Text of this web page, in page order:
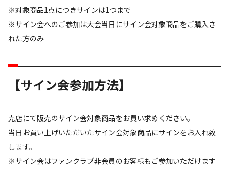
※対象商品1点につきサインは1つまで
※サイン会へのご参加は大会当日にサイン会対象商品をご購入さ
れた方のみ
【サイン会参加方法】
売店にて販売のサイン会対象商品をお買い求めください。
当日お買い上げいただいたサイン会対象商品にサインをお入れ致
します。
※サイン会はファンクラブ非会員のお客様もご参加いただけます